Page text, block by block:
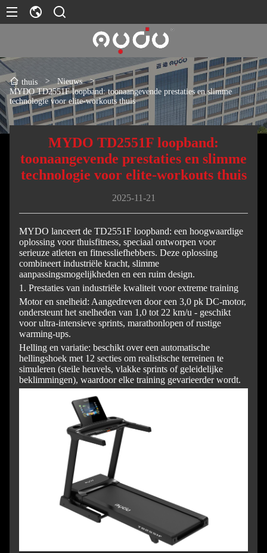
thuis > Nieuws
>
MYDO TD2551F loopband: toonaangevende prestaties en slimme
technologie voor elite-workouts thuis
MYDO TD2551F loopband:
toonaangevende prestaties en slimme
technologie voor elite-workouts thuis
2025-11-21
MYDO lanceert de TD2551F loopband: een hoogwaardige
oplossing voor thuisfitness, speciaal ontworpen voor
serieuze atleten en fitnessliefhebbers. Deze oplossing
combineert industriële kracht, slimme
aanpassingsmogelijkheden en een ruim design.
1. Prestaties van industriële kwaliteit voor extreme training
Motor en snelheid: Aangedreven door een 3,0 pk DC-motor,
ondersteunt het snelheden van 1,0 tot 22 km/u - geschikt
voor ultra-intensieve sprints, marathonlopen of rustige
warming-ups.
Helling en variatie: beschikt over een automatische
hellingshoek met 12 secties om realistische terreinen te
simuleren (steile heuvels, vlakke sprints of geleidelijke
beklimmingen), waardoor elke training gevarieerder wordt.